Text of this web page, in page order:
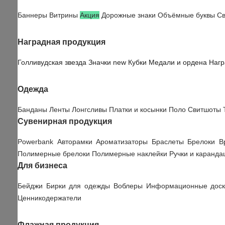
Баннеры Витрины Акция Дорожные знаки Объёмные буквы
Наградная продукция
Голливудская звезда Значки new Кубки Медали и ордена
Одежда
Банданы Ленты Лонгсливы Платки и косынки Поло Свитшоты
Сувенирная продукция
Powerbank АвторамкиАроматизаторы Браслеты Брелоки
Полимерные брелоки Полимерные наклейки Ручки и
Для бизнеса
Бейджи Бирки для одежды Воблеры Информационные
Ценникодержатели